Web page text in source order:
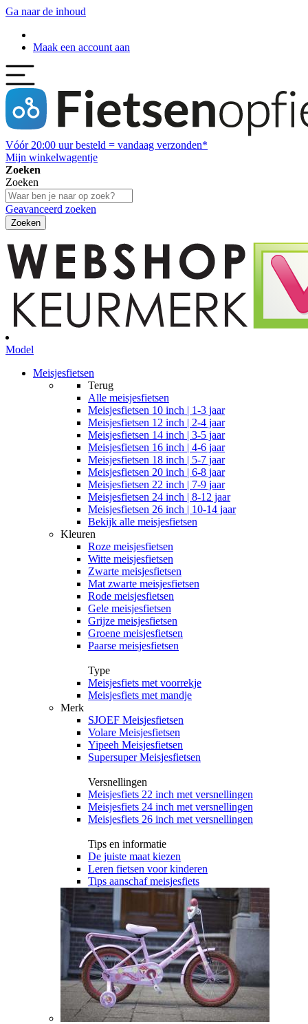
Ga naar de inhoud
Maak een account aan
Vóór 20:00 uur besteld = vandaag verzonden*
Mijn winkelwagentje
Zoeken
Zoeken
Geavanceerd zoeken
Zoeken
Model
Meisjesfietsen
Terug
Alle meisjesfietsen
Meisjesfietsen 10 inch | 1-3 jaar
Meisjesfietsen 12 inch | 2-4 jaar
Meisjesfietsen 14 inch | 3-5 jaar
Meisjesfietsen 16 inch | 4-6 jaar
Meisjesfietsen 18 inch | 5-7 jaar
Meisjesfietsen 20 inch | 6-8 jaar
Meisjesfietsen 22 inch | 7-9 jaar
Meisjesfietsen 24 inch | 8-12 jaar
Meisjesfietsen 26 inch | 10-14 jaar
Bekijk alle meisjesfietsen
Kleuren
Roze meisjesfietsen
Witte meisjesfietsen
Zwarte meisjesfietsen
Mat zwarte meisjesfietsen
Rode meisjesfietsen
Gele meisjesfietsen
Grijze meisjesfietsen
Groene meisjesfietsen
Paarse meisjesfietsen
Type
Meisjesfiets met voorrekje
Meisjesfiets met mandje
Merk
SJOEF Meisjesfietsen
Volare Meisjesfietsen
Yipeeh Meisjesfietsen
Supersuper Meisjesfietsen
Versnellingen
Meisjesfiets 22 inch met versnellingen
Meisjesfiets 24 inch met versnellingen
Meisjesfiets 26 inch met versnellingen
Tips en informatie
De juiste maat kiezen
Leren fietsen voor kinderen
Tips aanschaf meisjesfiets